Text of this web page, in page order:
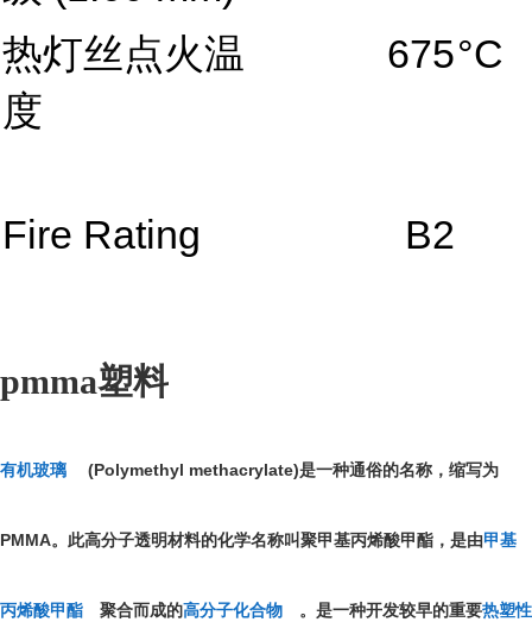
热灯丝点火温
度
675°C
Fire Rating B2
pmma塑料
有机玻璃 (Polymethyl methacrylate)是一种通俗的名称，缩写为
PMMA。此高分子透明材料的化学名称叫聚甲基丙烯酸甲酯，是由甲基
丙烯酸甲酯 聚合而成的高分子化合物 。是一种开发较早的重要热塑性